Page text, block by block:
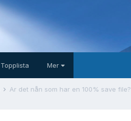
Topplista Mer
Är det nån som har en 100% save file?